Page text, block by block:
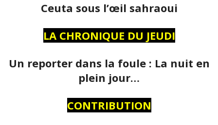
Ceuta sous l’œil sahraoui
LA CHRONIQUE DU JEUDI
Un reporter dans la foule : La nuit en
plein jour…
CONTRIBUTION